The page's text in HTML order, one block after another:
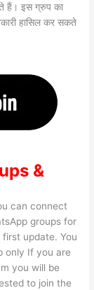
हैं। इस ग्रुप का
हासिल कर सकते
&
can connect
groups for
update. You
only If you are
you will be
to join the